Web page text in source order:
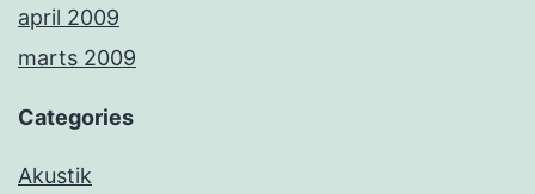
april 2009
marts 2009
Categories
Akustik